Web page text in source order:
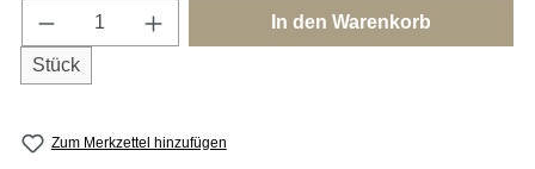
Produkt Anzahl: Gib den gewünschten
Stück
In den Warenkorb
Zum Merkzettel hinzufügen